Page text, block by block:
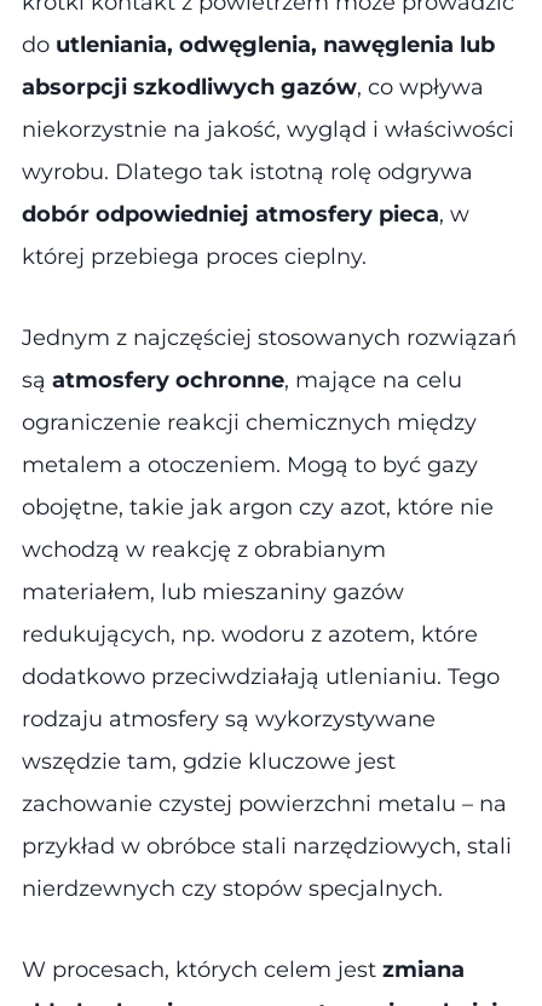
do utleniania, odwęglenia, nawęglenia lub
absorpcji szkodliwych gazów, co wpływa
niekorzystnie na jakość, wygląd i właściwości
wyrobu. Dlatego tak istotną rolę odgrywa
dobór odpowiedniej atmosfery pieca, w
której przebiega proces cieplny.
Jednym z najczęściej stosowanych rozwiązań
są atmosfery ochronne, mające na celu
ograniczenie reakcji chemicznych między
metalem a otoczeniem. Mogą to być gazy
obojętne, takie jak argon czy azot, które nie
wchodzą w reakcję z obrabianym
materiałem, lub mieszaniny gazów
redukujących, np. wodoru z azotem, które
dodatkowo przeciwdziałają utlenianiu. Tego
rodzaju atmosfery są wykorzystywane
wszędzie tam, gdzie kluczowe jest
zachowanie czystej powierzchni metalu – na
przykład w obróbce stali narzędziowych, stali
nierdzewnych czy stopów specjalnych.
W procesach, których celem jest zmiana